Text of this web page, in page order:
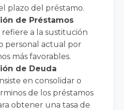
plazo del préstamo.
de Préstamos
refiere a la sustitución
personal actual por
más favorables.
de Deuda
en consolidar o
de los préstamos
obtener una tasa de